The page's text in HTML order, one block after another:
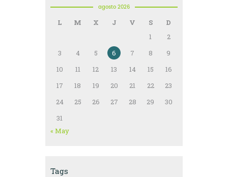
agosto 2026
L M X J V S
D
1
2
3
4 5 6 7 8
9
10
11 12 13 14 15
16
17
18 19 20 21 22
23
24
25 26 27 28 29
30
31
« May
Tags